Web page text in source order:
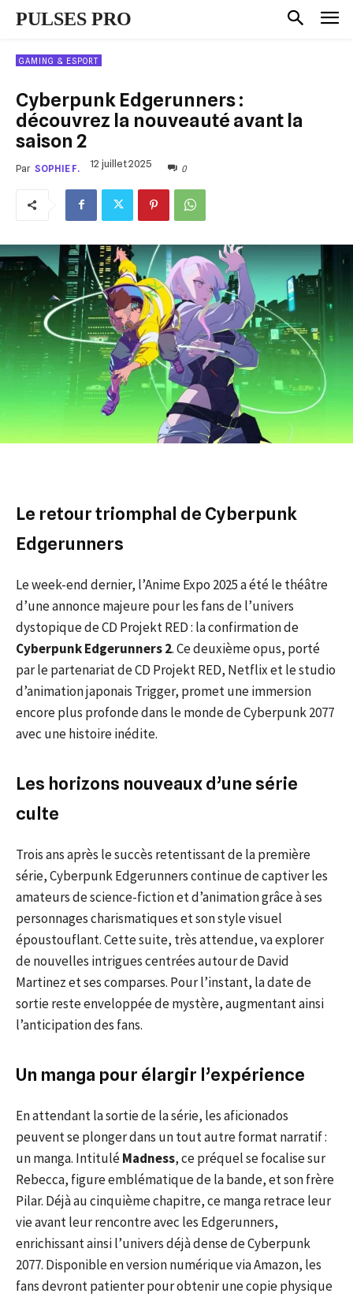
PULSES PRO
GAMING & ESPORT
Cyberpunk Edgerunners :
découvrez la nouveauté avant la
saison 2
Par SOPHIE F. 12 juillet 2025 0
Le retour triomphal de Cyberpunk
Edgerunners
Le week-end dernier, l’Anime Expo 2025 a été le théâtre
d’une annonce majeure pour les fans de l’univers
dystopique de CD Projekt RED : la confirmation de
Cyberpunk Edgerunners 2. Ce deuxième opus, porté
par le partenariat de CD Projekt RED, Netflix et le studio
d’animation japonais Trigger, promet une immersion
encore plus profonde dans le monde de Cyberpunk 2077
avec une histoire inédite.
Les horizons nouveaux d’une série
culte
Trois ans après le succès retentissant de la première
série, Cyberpunk Edgerunners continue de captiver les
amateurs de science-fiction et d’animation grâce à ses
personnages charismatiques et son style visuel
époustouflant. Cette suite, très attendue, va explorer
de nouvelles intrigues centrées autour de David
Martinez et ses comparses. Pour l’instant, la date de
sortie reste enveloppée de mystère, augmentant ainsi
l’anticipation des fans.
Un manga pour élargir l’expérience
En attendant la sortie de la série, les aficionados
peuvent se plonger dans un tout autre format narratif :
un manga. IntituléMadness, ce préquel se focalise sur
Rebecca, figure emblématique de la bande, et son frère
Pilar. Déjà au cinquième chapitre, ce manga retrace leur
vie avant leur rencontre avec les Edgerunners,
enrichissant ainsi l’univers déjà dense de Cyberpunk
2077. Disponible en version numérique via Amazon, les
fans devront patienter pour obtenir une copie physique